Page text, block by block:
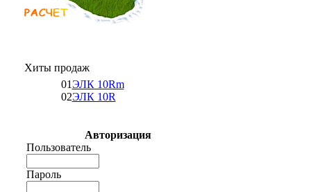
Хиты продаж
01ЭЛК 10Rm
02ЭЛК 10R
Авторизация
Пользователь
Пароль